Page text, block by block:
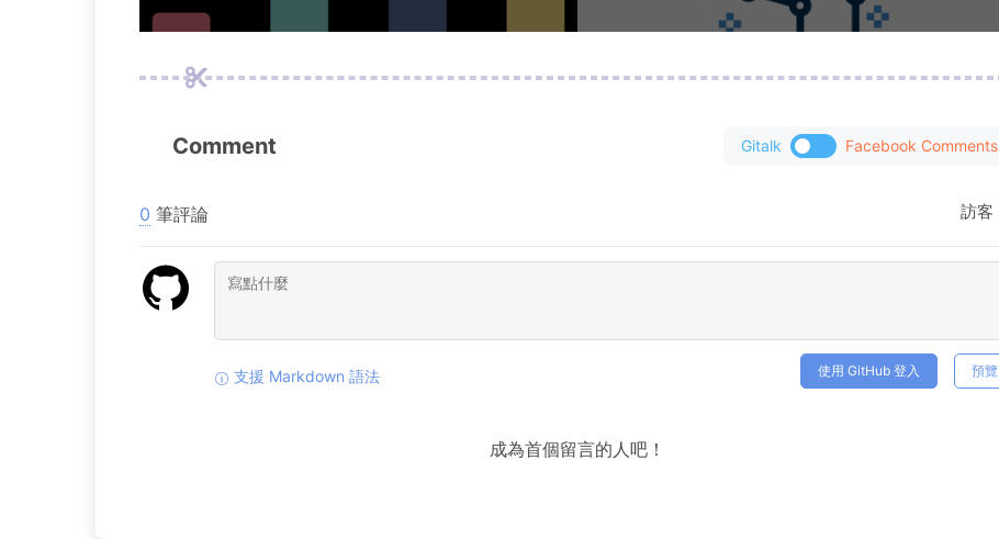
Comment Gitalk Facebook Comments
0 筆評論 訪客
支援 Markdown 語法 預覽
使用 GitHub 登入
成為首個留言的人吧！